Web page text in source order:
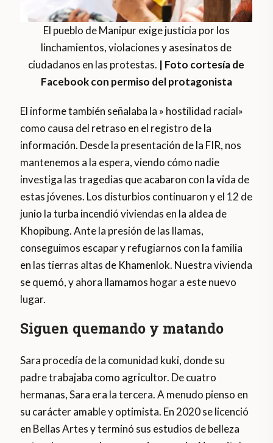
El pueblo de Manipur exige justicia por los
linchamientos, violaciones y asesinatos de
ciudadanos en las protestas. | Foto cortesía de
Facebook con permiso del protagonista
El informe también señalaba la » hostilidad racial»
como causa del retraso en el registro de la
información. Desde la presentación de la FIR, nos
mantenemos a la espera, viendo cómo nadie
investiga las tragedias que acabaron con la vida de
estas jóvenes. Los disturbios continuaron y el 12 de
junio la turba incendió viviendas en la aldea de
Khopibung. Ante la presión de las llamas,
conseguimos escapar y refugiarnos con la familia
en las tierras altas de Khamenlok. Nuestra vivienda
se quemó, y ahora llamamos hogar a este nuevo
lugar.
Siguen quemando y matando
Sara procedía de la comunidad kuki, donde su
padre trabajaba como agricultor. De cuatro
hermanas, Sara era la tercera. A menudo pienso en
su carácter amable y optimista. En 2020 se licenció
en Bellas Artes y terminó sus estudios de belleza